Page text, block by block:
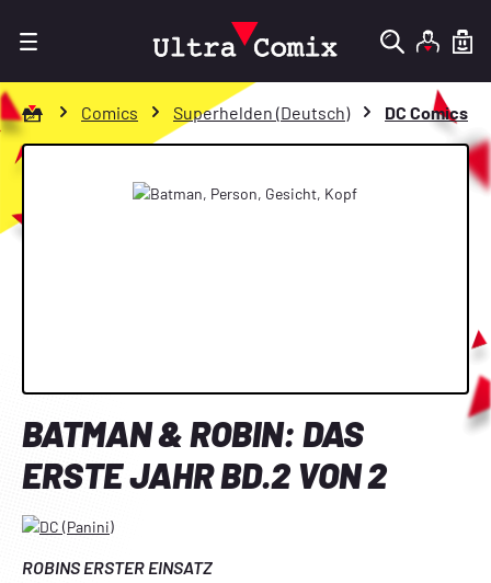
Zur Startseite gehen
Comics Superhelden (Deutsch) DC Comics
Bildergalerie überspringen
BATMAN & ROBIN: DAS
ERSTE JAHR BD.2 VON 2
ROBINS ERSTER EINSATZ